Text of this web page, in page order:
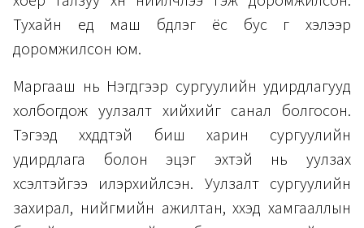
Тухайн үед маш бүдүүлэг ёс бус үг хэлээр
доромжилсон юм.
Маргааш нь Нэгдүгээр сургуулийн удирдлагууд
холбогдож уулзалт хийхийг санал болгосон.
Тэгээд хүүхдүүдтэй биш харин сургуулийн
удирдлага болон эцэг эхтэй нь уулзах
хүсэлтэйгээ илэрхийлсэн. Уулзалт сургуулийн
захирал, нийгмийн ажилтан, хүүхэд хамгааллын